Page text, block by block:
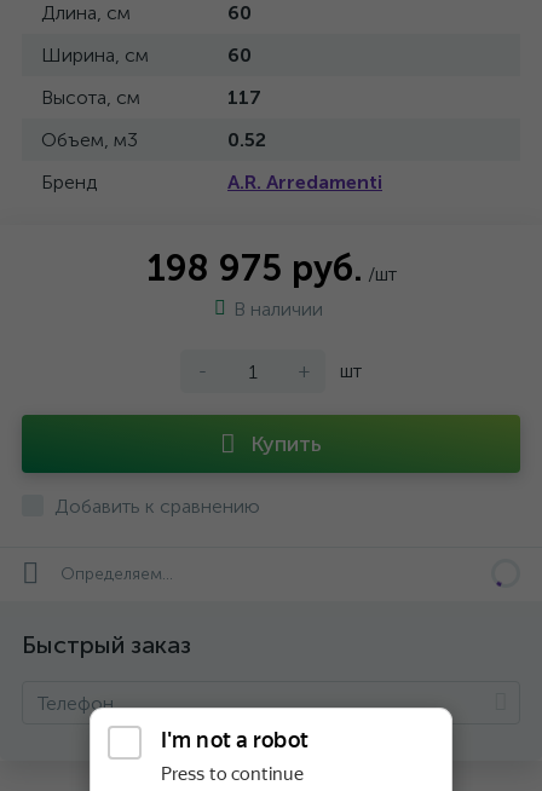
Длина, см
60
Ширина, см
60
Высота, см
117
Объем, м3
0.52
Бренд
A.R. Arredamenti
198 975 руб. /шт
В наличии
- + шт
Купить
Добавить к сравнению
Определяем...
Быстрый заказ